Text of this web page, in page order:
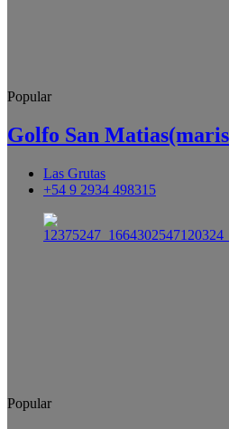
Popular
Golfo San
Las Grutas
+54 9 2934 498315
Popular